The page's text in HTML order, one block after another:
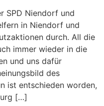
SPD Niendorf und
in Niendorf und
durch. All die
immer wieder in die
und uns dafür
des
ist entschieden worden,
[…]